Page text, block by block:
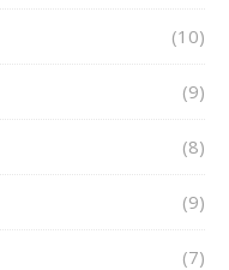
(10)
(9)
(8)
(9)
(7)